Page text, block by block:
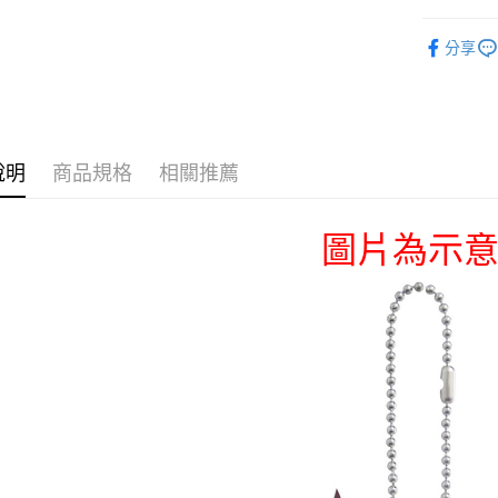
運送方式
每筆
7-11取貨付
每筆
付款後7-
每筆
宅配-木棉
每筆
刃
■絨
🇯🇵日貨
分享
明 商品規格 相關推薦
圖片為示